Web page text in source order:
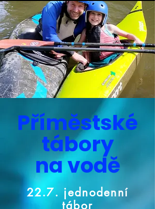
Příměstské
tábory
na vodě
22.7. jednodenní
tábor